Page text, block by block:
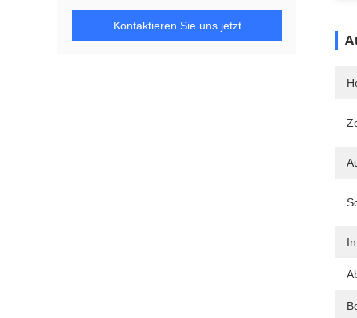
Kontaktieren Sie uns jetzt